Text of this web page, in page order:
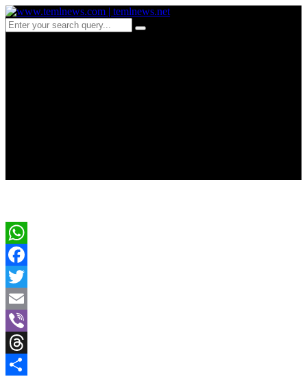
WhatsApp
Facebook
Twitter
Email
Viber
Threads